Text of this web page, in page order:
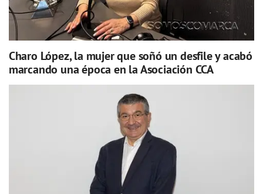
Charo López, la mujer que soñó un desfile y acabó
marcando una época en la Asociación CCA